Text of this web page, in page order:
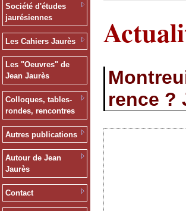
Société d'études
jaurésiennes
Les Cahiers Jaurès
Les "Oeuvres" de
Jean Jaurès
Colloques, tables-
rondes, rencontres
Autres publications
Autour de Jean
Jaurès
Contact
rence ?